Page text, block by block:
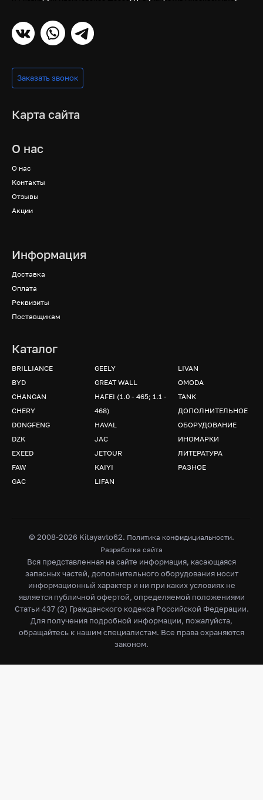
Заказать звонок
Карта сайта
О нас
О нас
Контакты
Отзывы
Акции
Информация
Доставка
Оплата
Реквизиты
Поставщикам
Каталог
BRILLIANCE
BYD
CHANGAN
CHERY
DONGFENG
DZK
EXEED
FAW
GAC
GEELY
GREAT WALL
HAFEI (1.0 - 465; 1.1 -
468)
HAVAL
JAC
JETOUR
KAIYI
LIFAN
LIVAN
OMODA
TANK
ДОПОЛНИТЕЛЬНОЕ
ОБОРУДОВАНИЕ
ИНОМАРКИ
ЛИТЕРАТУРА
РАЗНОЕ
© 2008-2026 Kitayavto62. Политика конфидициальности.
Разработка сайта
Вся представленная на сайте информация, касающаяся
запасных частей, дополнительного оборудования носит
информационный характер и ни при каких условиях не
является публичной офертой, определяемой положениями
Статьи 437 (2) Гражданского кодекса Российской Федерации.
Для получения подробной информации, пожалуйста,
обращайтесь к нашим специалистам. Все права охраняются
законом.